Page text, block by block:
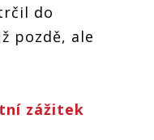
do
pozdě, ale
zážitek